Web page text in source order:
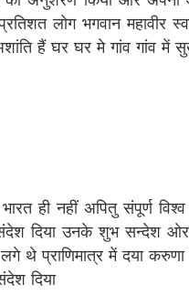
लोग भगवान महावीर
हैं घर घर मे गांव गांव में सुख
ही नहीं अपितु संपूर्ण
दिया उनके शुभ सन्देश
थे प्राणिमात्र में दया
दिया